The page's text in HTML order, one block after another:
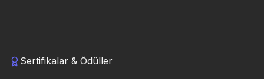
Sertifikalar & Ödüller